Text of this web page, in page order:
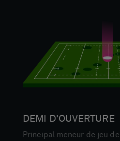
DEMI D'OUVERTURE
Principal meneur de jeu